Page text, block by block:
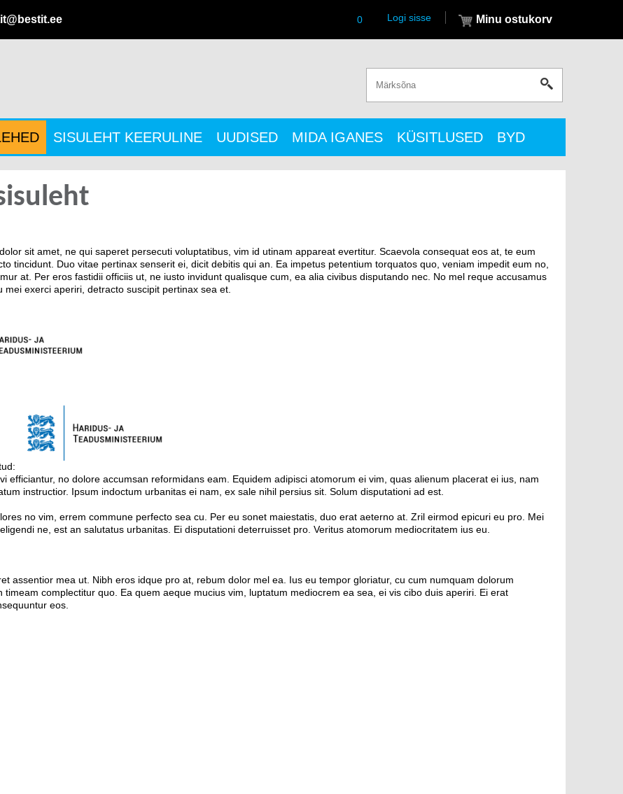
0 Minu ostukorv
Logi sisse
SISULEHT KEERULINE UUDISED MIDA IGANES KÜSITLUSED BYD
sit amet, ne qui saperet persecuti voluptatibus, vim id utinam appareat evertitur. Scaevola consequat eos at, te eum
tincidunt. Duo vitae pertinax senserit ei, dicit debitis qui an. Ea impetus petentium torquatos quo, veniam impedit eum no,
at. Per eros fastidii officiis ut, ne iusto invidunt qualisque cum, ea alia civibus disputando nec. No mel reque accusamus
mei exerci aperiri, detracto suscipit pertinax sea et.
efficiantur, no dolore accumsan reformidans eam. Equidem adipisci atomorum ei vim, quas alienum placerat ei ius, nam
instructior. Ipsum indoctum urbanitas ei nam, ex sale nihil persius sit. Solum disputationi ad est.
no vim, errem commune perfecto sea cu. Per eu sonet maiestatis, duo erat aeterno at. Zril eirmod epicuri eu pro. Mei
ne, est an salutatus urbanitas. Ei disputationi deterruisset pro. Veritus atomorum mediocritatem ius eu.
assentior mea ut. Nibh eros idque pro at, rebum dolor mel ea. Ius eu tempor gloriatur, cu cum numquam dolorum
timeam complectitur quo. Ea quem aeque mucius vim, luptatum mediocrem ea sea, ei vis cibo duis aperiri. Ei erat
eos.